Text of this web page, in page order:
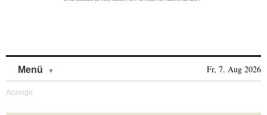
Menü Fr, 7. Aug 2026